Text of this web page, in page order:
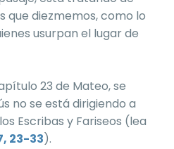
que diezmemos, como lo
usurpan el lugar de
23 de Mateo, se
no se está dirigiendo a
Escribas y Fariseos (lea
23-33).